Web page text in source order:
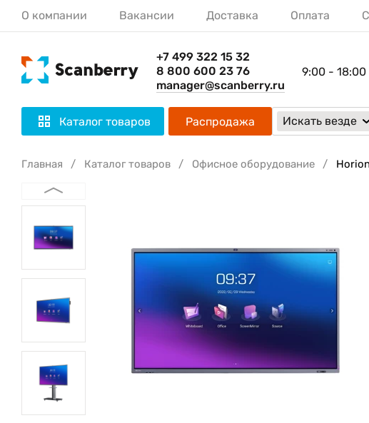
О компании Вакансии Доставка Оплата
+7 499 322 15 32
8 800 600 23 76
manager@scanberry.ru
9:00 - 18:00
Каталог товаров Распродажа Искать везде
Главная Каталог товаров Офисное оборудование